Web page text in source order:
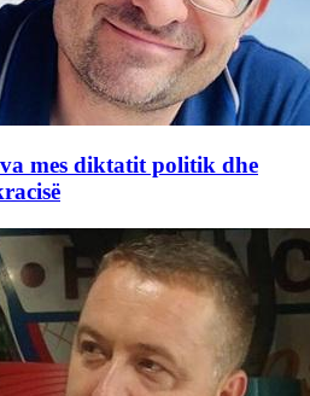
mes diktatit politik dhe